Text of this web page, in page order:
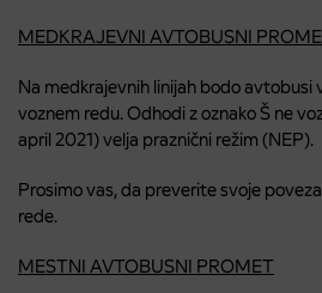
MEDKRAJEVNI AVTOBUSNI
Na medkrajevnih linijah bodo avtobusi
voznem redu. Odhodi z oznako Š ne
april 2021) velja praznični režim (NEP).
Prosimo vas, da preverite svoje
rede.
MESTNI AVTOBUSNI PROMET